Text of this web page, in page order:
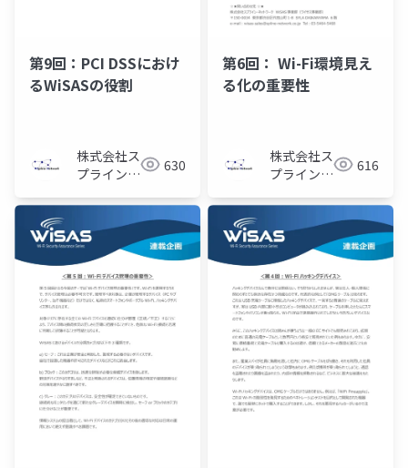
第9回：PCI DSSにおけ
るWiSASの役割
株式会社ス
プライン・
ク
630
第6回： Wi-Fi環境見え
る化の重要性
株式会社ス
プライン・
ク
616